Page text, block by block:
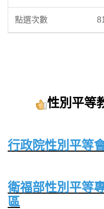
性別平等
行政院性別平等
衛福部性別平等
區